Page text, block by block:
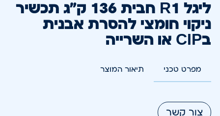
ליגל R1 חבית 136 ק"ג תכשיר
ניקוי חומצי להסרת אבנית
בCIP או השרייה
מפרט טכני תיאור המוצר
צור קשר